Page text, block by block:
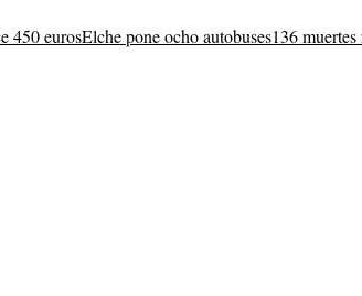
450 eurosElche pone ocho autobuses136